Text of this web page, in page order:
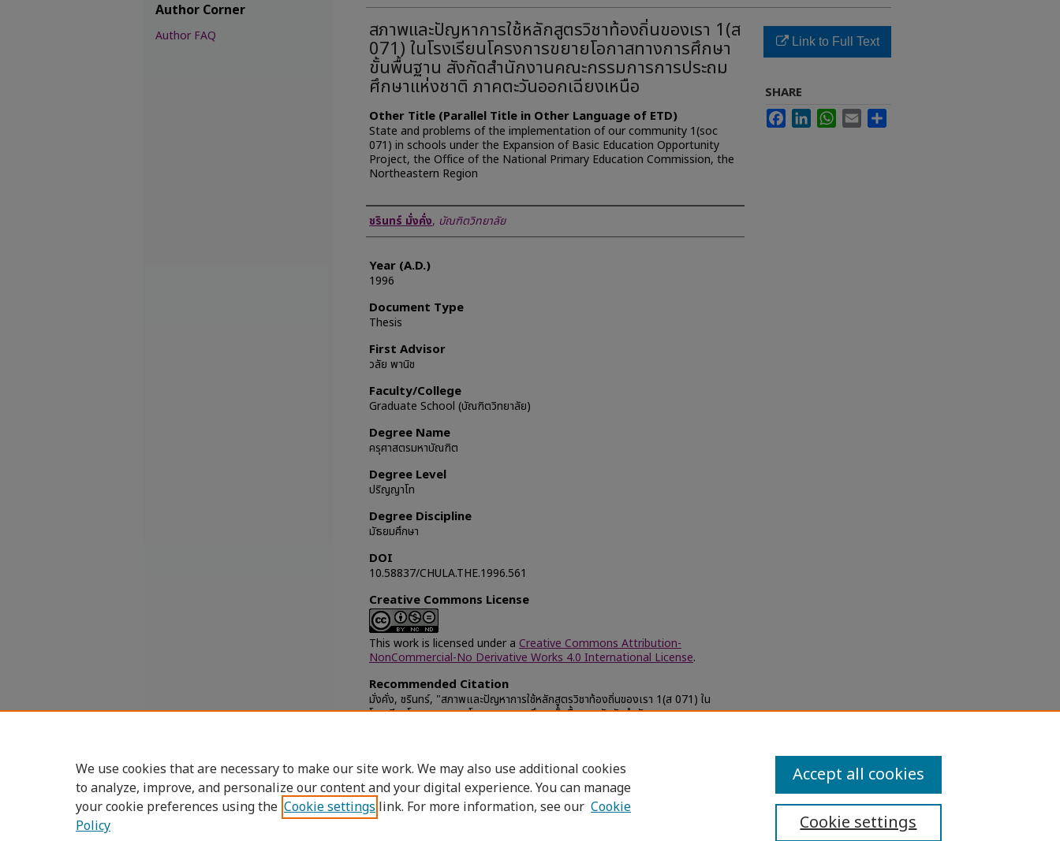
สภาพและปัญหาการใช้หลักสูตรวิชาท้องถิ่นของเรา 1(ส
071) ในโรงเรียนโครงการขยายโอกาสทางการศึกษา
ขั้นพื้นฐาน สังกัดสำนักงานคณะกรรมการการประถม
ศึกษาแห่งชาติ ภาคตะวันออกเฉียงเหนือ
Other Title (Parallel Title in Other Language of ETD)
State and problems of the implementation of our community 1(soc
071) in schools under the Expansion of Basic Education Opportunity
Project, the Office of the National Primary Education Commission, the
Northeastern Region
Author
ชรินทร์ มั่งคั่ง, บัณฑิตวิทยาลัย
Year (A.D.)
1996
Document Type
Thesis
First Advisor
วลัย พานิช
Faculty/College
Graduate School (บัณฑิตวิทยาลัย)
Degree Name
ครุศาสตรมหาบัณฑิต
Degree Level
ปริญญาโท
Degree Discipline
มัธยมศึกษา
DOI
10.58837/CHULA.THE.1996.561
Creative Commons License
This work is licensed under a Creative Commons Attribution-
NonCommercial-No Derivative Works 4.0 International License.
Recommended Citation
มั่งคั่ง, ชรินทร์, "สภาพและปัญหาการใช้หลักสูตรวิชาท้องถิ่นของเรา 1(ส 071) ใน
โรงเรียนโครงการขยายโอกาสทางการศึกษาขั้นพื้นฐาน สังกัดสำนักงานคณะกรรมการ
Link to Full Text
SHARE
FacebookLinkedInWhatsApp
Email
Author Corner
Author FAQ
We use cookies that are necessary to make our site work. We may also use additional cookies
to analyze, improve, and personalize our content and your digital experience. You can manage
your cookie preferences using the Cookie settings link. For more information, see our Cookie
Policy
Cookie settings
Accept all cookies